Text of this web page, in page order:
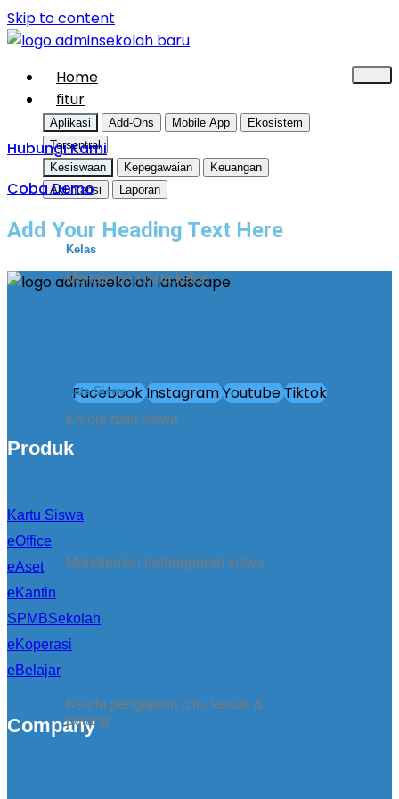
Skip to content
Home
fitur
Aplikasi Add-Ons Mobile App
Ekosistem
Tersentral
Kesiswaan
Kepegawaian
Keuangan
Akuntansi
Laporan
Kelas
Manajemen data kelas
Data Siswa
Kelola data siswa
Manajemen pelanggaran siswa
Kelola pengajuan izin, keluar &
pulang
Hubungi Kami
Coba Demo
Add Your Heading Text Here
FacebookInstagramYoutubeTiktok
Produk
Kartu Siswa
eOffice
eAset
eKantin
SPMBSekolah
eKoperasi
eBelajar
Company